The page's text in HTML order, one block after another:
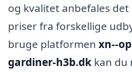
og kvalitet anbefales
priser fra forskellige
bruge platformen xn--
gardiner-h3b.dk kan du